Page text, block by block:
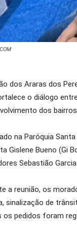
dos Araras dos
o diálogo
dos
na Paróquia
Gislene Bueno (Gi
Sebastião
a reunião, os
sinalização de
os pedidos foram